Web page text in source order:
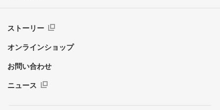
ストーリー
オンラインショップ
お問い合わせ
ニュース